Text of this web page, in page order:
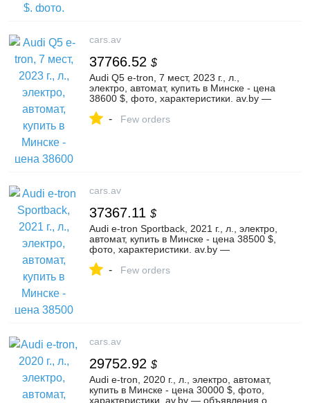
cars.av
37766.52 $
Audi Q5 e-tron, 7 мест, 2023 г., л.,
электро, автомат, купить в Минске - цена
38600 $, фото, характеристики. av.by —
№123207044
- Few orders
cars.av
37367.11 $
Audi e-tron Sportback, 2021 г., л., электро,
автомат, купить в Минске - цена 38500 $,
фото, характеристики. av.by —
№126219484
- Few orders
cars.av
29752.92 $
Audi e-tron, 2020 г., л., электро, автомат,
купить в Минске - цена 30000 $, фото,
характеристики. av.by — объявления о